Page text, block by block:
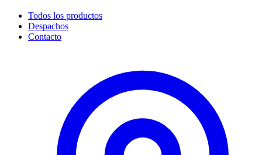
Todos los productos
Despachos
Contacto